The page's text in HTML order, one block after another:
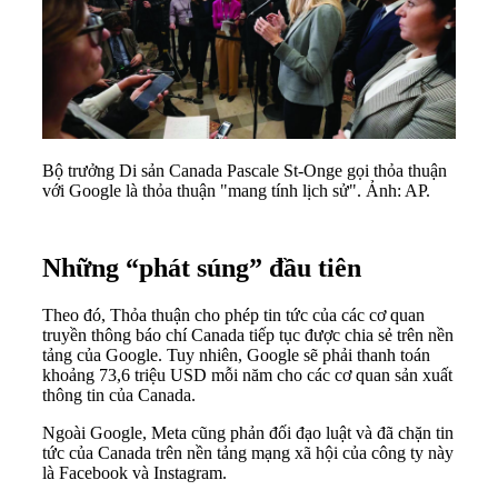
Bộ trưởng Di sản Canada Pascale St-Onge gọi thỏa thuận
với Google là thỏa thuận "mang tính lịch sử". Ảnh: AP.
Những “phát súng” đầu tiên
Theo đó, Thỏa thuận cho phép tin tức của các cơ quan
truyền thông báo chí Canada tiếp tục được chia sẻ trên nền
tảng của Google. Tuy nhiên, Google sẽ phải thanh toán
khoảng 73,6 triệu USD mỗi năm cho các cơ quan sản xuất
thông tin của Canada.
Ngoài Google, Meta cũng phản đối đạo luật và đã chặn tin
tức của Canada trên nền tảng mạng xã hội của công ty này
là Facebook và Instagram.